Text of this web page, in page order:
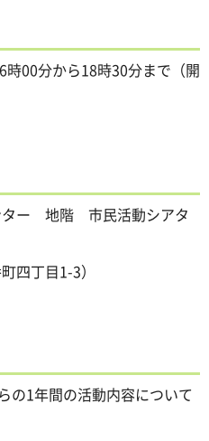
00分から18時30分まで（開
ター 地階 市民活動シアタ
四丁目1-3）
の1年間の活動内容について